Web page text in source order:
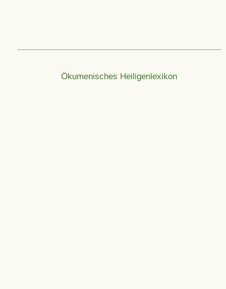
Ökumenisches Heiligenlexikon